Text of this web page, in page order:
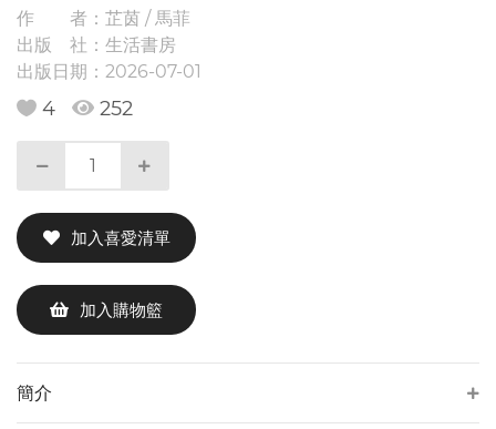
作 者： 芷茵 / 馬菲
出版 社： 生活書房
出版日期： 2026-07-01
4 252
加入喜愛清單
加入購物籃
簡介